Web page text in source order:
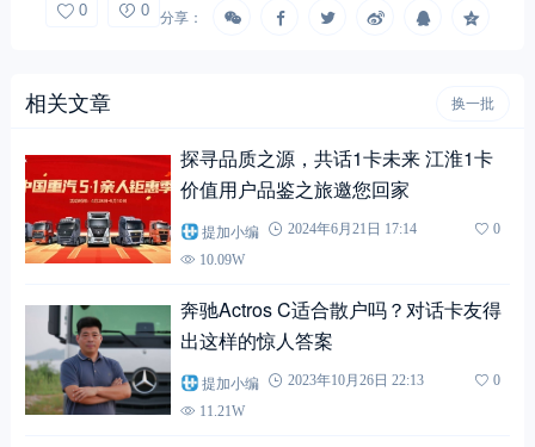
0 0 分享：
相关文章 换一批
探寻品质之源，共话1卡未来 江淮1卡
价值用户品鉴之旅邀您回家
提加小编 2024年6月21日 17:14
0
10.09W
奔驰Actros C适合散户吗？对话卡友得
出这样的惊人答案
提加小编 2023年10月26日 22:13
0
11.21W